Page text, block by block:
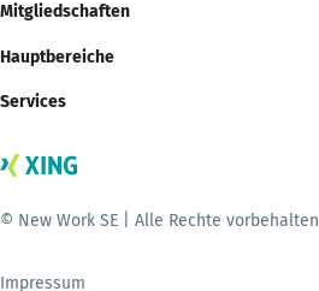
Mitgliedschaften
Hauptbereiche
Services
© New Work SE | Alle Rechte vorbehalten
Impressum